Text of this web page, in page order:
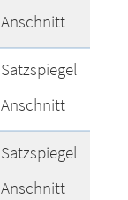
Anschnitt
Satzspiegel
Anschnitt
Satzspiegel
Anschnitt